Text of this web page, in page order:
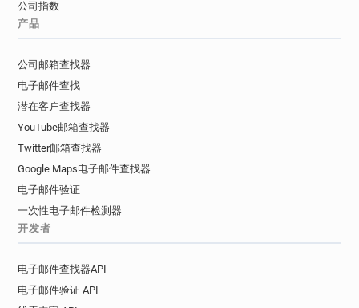
公司指数
产品
公司邮箱查找器
电子邮件查找
潜在客户查找器
YouTube邮箱查找器
Twitter邮箱查找器
Google Maps电子邮件查找器
电子邮件验证
一次性电子邮件检测器
开发者
电子邮件查找器API
电子邮件验证 API